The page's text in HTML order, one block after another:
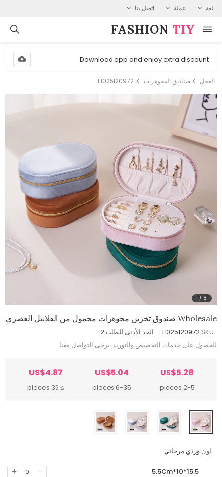
لغة عملة اتصل بنا
FASHION⁠ TIY
Download app and enjoy extra discount
العجل صناديق المجوهرات T1025120972
1 / 8
Wholesale صندوق تخزين مجوهرات محمول من الفلانيل العصري
SKU:
T1025120972 الحد الأدنى للطلب:2
للحصول على خدمات التخصيص والتوريد، يرجى التواصل معنا
US$5.28
2-5 pieces
US$5.04
6-35 pieces
US$4.87
≥ 36 pieces
لون:وردي مرجاني
15.5*10*5.5Cm
0